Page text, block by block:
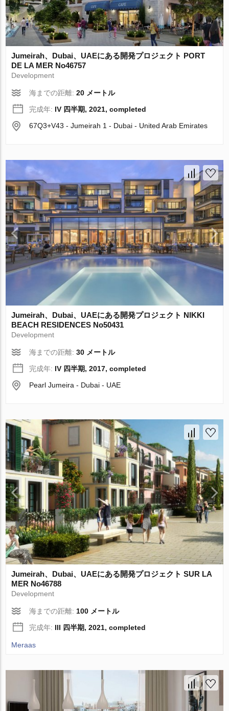
Jumeirah、Dubai、UAEにある開発プロジェクト PORT
DE LA MER No46757
Development
海までの距離:20 メートル
完成年: IV 四半期, 2021, completed
67Q3+V43 - Jumeirah 1 - Dubai - United Arab Emirates
Jumeirah、Dubai、UAEにある開発プロジェクト NIKKI
BEACH RESIDENCES No50431
Development
海までの距離:30 メートル
完成年: IV 四半期, 2017, completed
Pearl Jumeira - Dubai - UAE
Jumeirah、Dubai、UAEにある開発プロジェクト SUR LA
MER No46788
Development
海までの距離:100 メートル
完成年: III 四半期, 2021, completed
Meraas